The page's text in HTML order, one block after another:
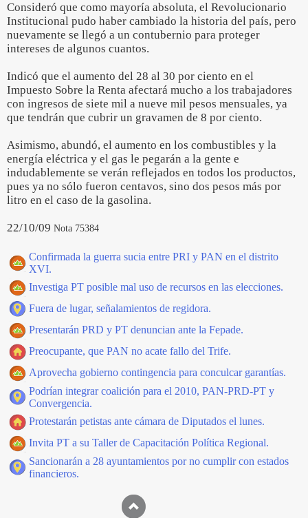
Consideró que como mayoría absoluta, el Revolucionario
Institucional pudo haber cambiado la historia del país, pero
nuevamente se llegó a un contubernio para proteger
intereses de algunos cuantos.
Indicó que el aumento del 28 al 30 por ciento en el
Impuesto Sobre la Renta afectará mucho a los trabajadores
con ingresos de siete mil a nueve mil pesos mensuales, ya
que tendrán que cubrir un gravamen de 8 por ciento.
Asimismo, abundó, el aumento en los combustibles y la
energía eléctrica y el gas le pegarán a la gente e
indudablemente se verán reflejados en todos los productos,
pues ya no sólo fueron centavos, sino dos pesos más por
litro en el caso de la gasolina.
22/10/09 Nota 75384
Confirmada la guerra sucia entre PRI y PAN en el distrito
XVI.
Investiga PT posible mal uso de recursos en las elecciones.
Fuera de lugar, señalamientos de regidora.
Presentarán PRD y PT denuncian ante la Fepade.
Preocupante, que PAN no acate fallo del Trife.
Aprovecha gobierno contingencia para conculcar garantías.
Podrían integrar coalición para el 2010, PAN-PRD-PT y
Convergencia.
Protestarán petistas ante cámara de Diputados el lunes.
Invita PT a su Taller de Capacitación Política Regional.
Sancionarán a 28 ayuntamientos por no cumplir con estados
financieros.